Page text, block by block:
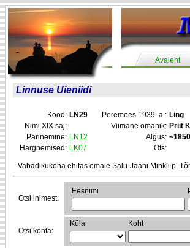
Avaleht
Linnuse Uieniidi
Kood: LN29 Peremees 1939. a.: Ling
Nimi XIX saj:
Viimane omanik: Priit
Pärinemine: LN12 Algus: ~1850
Hargnemised: LK07 Ots:
Vabadikukoha ehitas omale Salu-Jaani Mihkli p.
Otsi inimest:
Eesnimi
Otsi kohta:
Küla Koht